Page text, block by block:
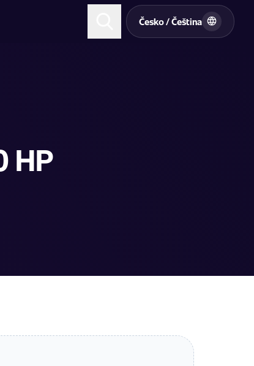
Česko / Čeština
HP